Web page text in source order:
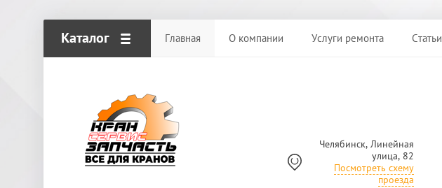
Каталог Главная О компании Услуги ремонта Статьи
Челябинск, Линейная
улица, 82
Посмотреть схему
проезда